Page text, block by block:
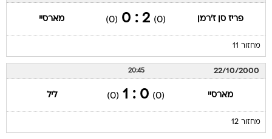
פריז סן ז'רמן (0)
2 : 0
(0) מארסיי
מחזור 11
22/10/2000
20:45
מארסיי (0)
0 : 1
(0) ליל
מחזור 12